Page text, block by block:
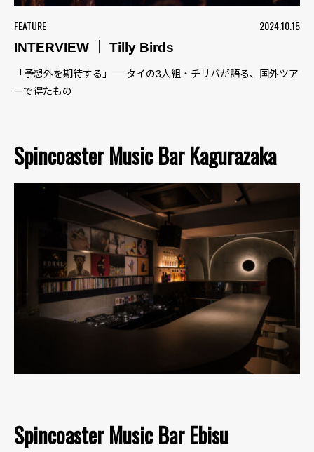
FEATURE
2024.10.15
INTERVIEW ｜ Tilly Birds
「予想外を期待する」──タイの3人組・チリバが語る、国外ツア
ーで得たもの
Spincoaster Music Bar Kagurazaka
Spincoaster Music Bar Ebisu